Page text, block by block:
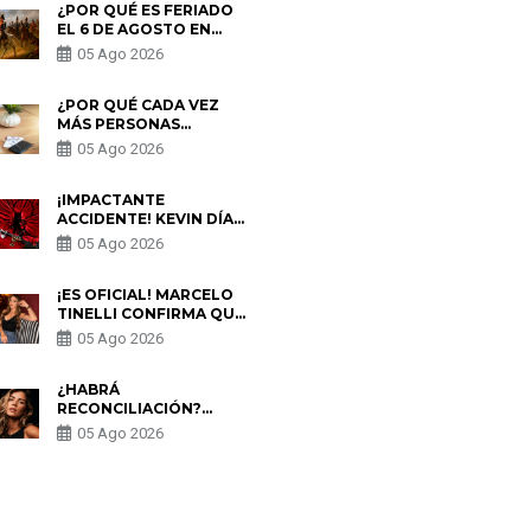
¿POR QUÉ ES FERIADO
EL 6 DE AGOSTO EN
PERÚ? ESTA ES LA
HISTORIA
05 Ago 2026
¿POR QUÉ CADA VEZ
MÁS PERSONAS
UTILIZAN UNA VPN
PARA PROTEGER SU
05 Ago 2026
¡IMPACTANTE
ACCIDENTE! KEVIN DÍAZ
CAE DESDE OCHO
METROS EN “ESTO ES
PREOCUPACIÓN
05 Ago 2026
¡ES OFICIAL! MARCELO
TINELLI CONFIRMA QUE
REGRESÓ CON MILETT
FIGUEROA: “EL AMOR
05 Ago 2026
¿HABRÁ
RECONCILIACIÓN?
MARIO HART ADMITE
QUE PODRÍA VOLVER
05 Ago 2026